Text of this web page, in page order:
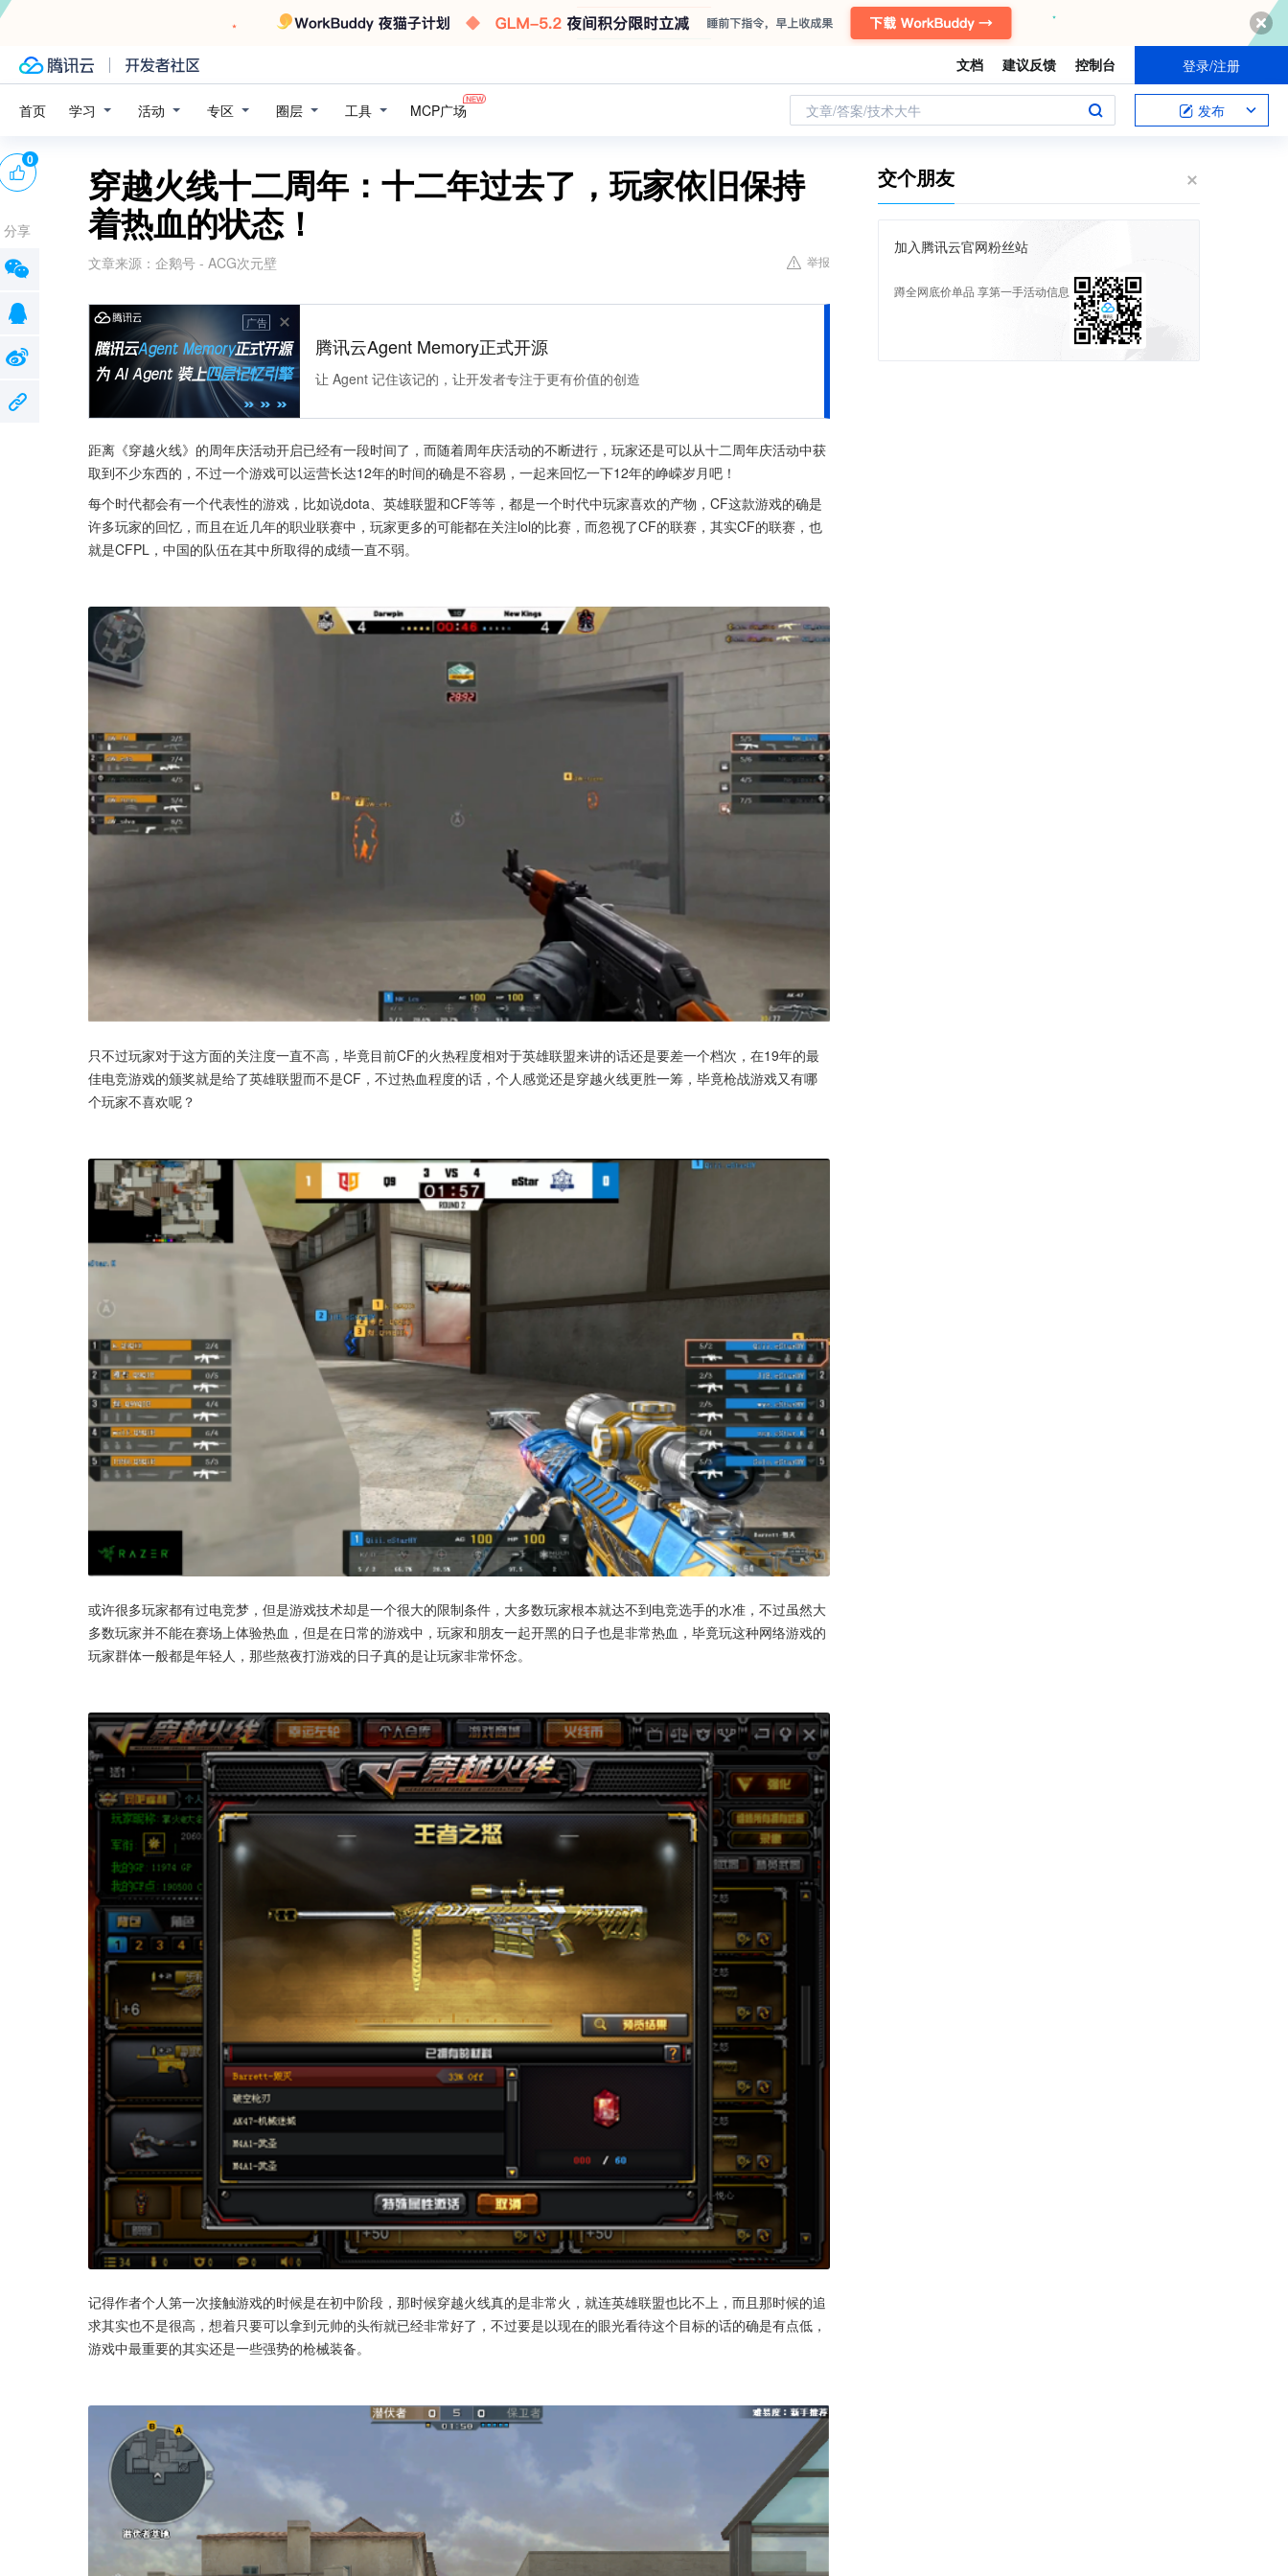
文档 建议反馈 控制台 登录/注册
首页 学习 活动 专区 圈层 工具 MCP广场 文章/答案/技术大牛 发布
穿越火线十二周年：十二年过去了，玩家依旧保持
着热血的状态！
文章来源： 企鹅号 - ACG次元壁 举报
广告
腾讯云Agent Memory正式开源
让 Agent 记住该记的，让开发者专注于更有价值的创造
距离《穿越火线》的周年庆活动开启已经有一段时间了，而随着周年庆活动的不断进行，玩家还是可以从十二周年庆活动中获
取到不少东西的，不过一个游戏可以运营长达12年的时间的确是不容易，一起来回忆一下12年的峥嵘岁月吧！
每个时代都会有一个代表性的游戏，比如说dota、英雄联盟和CF等等，都是一个时代中玩家喜欢的产物，CF这款游戏的确是
许多玩家的回忆，而且在近几年的职业联赛中，玩家更多的可能都在关注lol的比赛，而忽视了CF的联赛，其实CF的联赛，也
就是CFPL，中国的队伍在其中所取得的成绩一直不弱。
只不过玩家对于这方面的关注度一直不高，毕竟目前CF的火热程度相对于英雄联盟来讲的话还是要差一个档次，在19年的最
佳电竞游戏的颁奖就是给了英雄联盟而不是CF，不过热血程度的话，个人感觉还是穿越火线更胜一筹，毕竟枪战游戏又有哪
个玩家不喜欢呢？
或许很多玩家都有过电竞梦，但是游戏技术却是一个很大的限制条件，大多数玩家根本就达不到电竞选手的水准，不过虽然大
多数玩家并不能在赛场上体验热血，但是在日常的游戏中，玩家和朋友一起开黑的日子也是非常热血，毕竟玩这种网络游戏的
玩家群体一般都是年轻人，那些熬夜打游戏的日子真的是让玩家非常怀念。
记得作者个人第一次接触游戏的时候是在初中阶段，那时候穿越火线真的是非常火，就连英雄联盟也比不上，而且那时候的追
求其实也不是很高，想着只要可以拿到元帅的头衔就已经非常好了，不过要是以现在的眼光看待这个目标的话的确是有点低，
游戏中最重要的其实还是一些强势的枪械装备。
0
分享
交个朋友
加入腾讯云官网粉丝站
蹲全网底价单品 享第一手活动信息